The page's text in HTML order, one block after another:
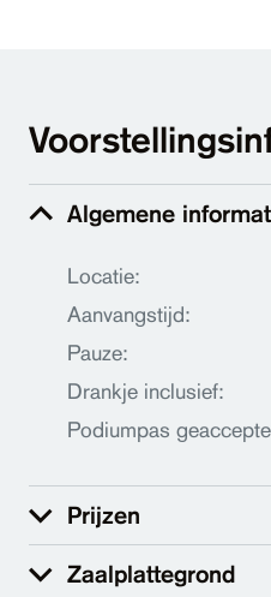
Algemene
Locatie:
Aanvangstijd:
Pauze:
Drankje inclusief:
Podiumpas
Prijzen
Zaalplattegrond